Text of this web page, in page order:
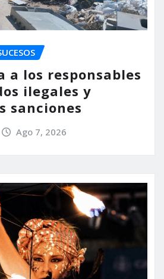
a los responsables
ilegales y
sanciones
Ago 7, 2026